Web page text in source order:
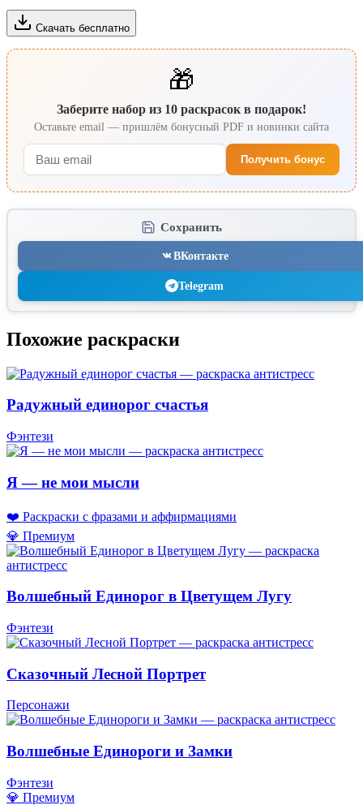
Скачать бесплатно
🎁
Заберите набор из 10 раскрасок в подарок!
Оставьте email — пришлём бонусный PDF и новинки сайта
Получить бонус
Сохранить
ВКонтакте
Telegram
Похожие раскраски
Радужный единорог счастья
Фэнтези
Я — не мои мысли
❤️ Раскраски с фразами и аффирмациями
💎 Премиум
Волшебный Единорог в Цветущем Лугу
Фэнтези
Сказочный Лесной Портрет
Персонажи
Волшебные Единороги и Замки
Фэнтези
💎 Премиум